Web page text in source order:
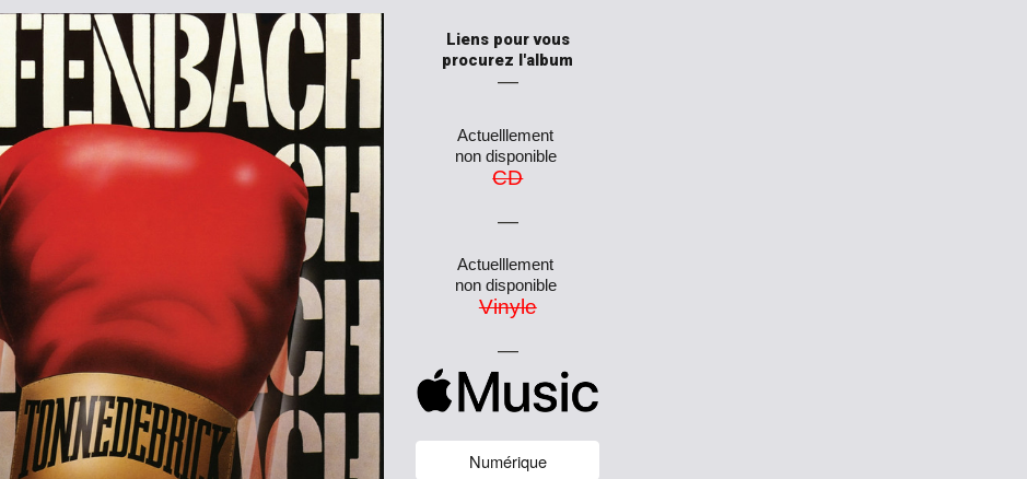
Liens pour vous
procurez l'album
―
Actuelllement
non disponible
CD
―
Actuelllement
non disponible
Vinyle
―
Numérique